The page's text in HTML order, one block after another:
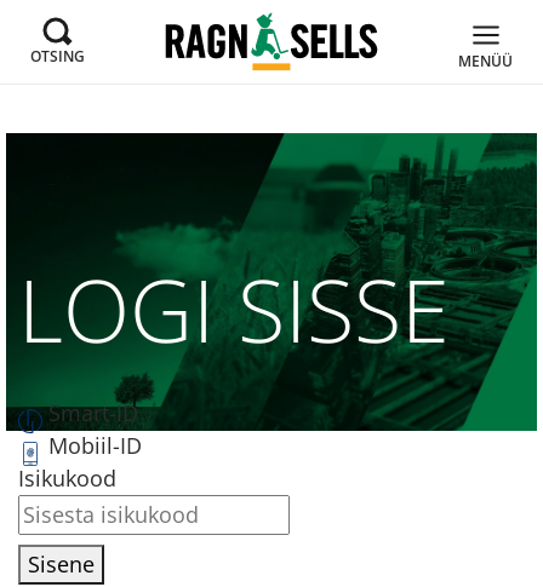
OTSING MENÜÜ
LOGI SISSE
Smart-ID
Mobiil-ID
Isikukood
Sisene